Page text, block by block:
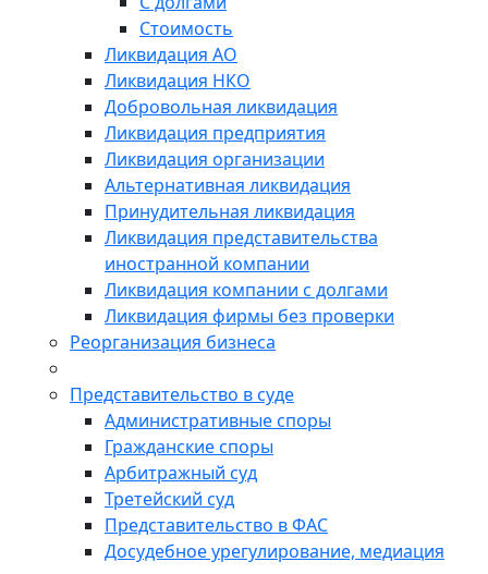
Стоимость
Ликвидация АО
Ликвидация НКО
Добровольная ликвидация
Ликвидация предприятия
Ликвидация организации
Альтернативная ликвидация
Принудительная ликвидация
Ликвидация представительства
иностранной компании
Ликвидация компании с долгами
Ликвидация фирмы без проверки
Реорганизация бизнеса
Представительство в суде
Административные споры
Гражданские споры
Арбитражный суд
Третейский суд
Представительство в ФАС
Досудебное урегулирование, медиация